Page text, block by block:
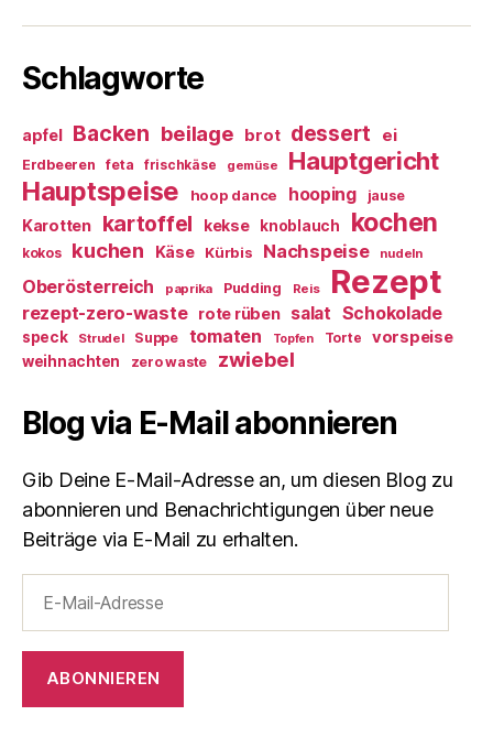
Schlagworte
apfel Backen beilage brot dessert ei
Erdbeeren feta frischkäse gemüse Hauptgericht
Hauptspeise hoop dance hooping jause
Karotten kartoffel kekse knoblauch kochen
kokos kuchen Käse Kürbis Nachspeise nudeln
Oberösterreich paprika Pudding Reis Rezept
rezept-zero-waste rote rüben salat Schokolade
speck Strudel Suppe tomaten Topfen Torte vorspeise
weihnachten zero waste zwiebel
Blog via E-Mail abonnieren
Gib Deine E-Mail-Adresse an, um diesen Blog zu
abonnieren und Benachrichtigungen über neue
Beiträge via E-Mail zu erhalten.
Mail-
Adresse
ABONNIEREN